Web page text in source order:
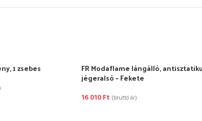
1 zsebes FR Modaflame lángálló,
jégeralsó – Fekete
16 010Ft (bruttó ár)